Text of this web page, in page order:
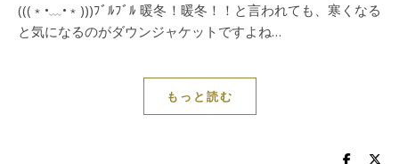
(((﹡•﹏•﹡)))ﾌﾞﾙﾌﾞﾙ 暖冬！暖冬！！と言われても、寒くなる
と気になるのがダウンジャケットですよね…
もっと読む